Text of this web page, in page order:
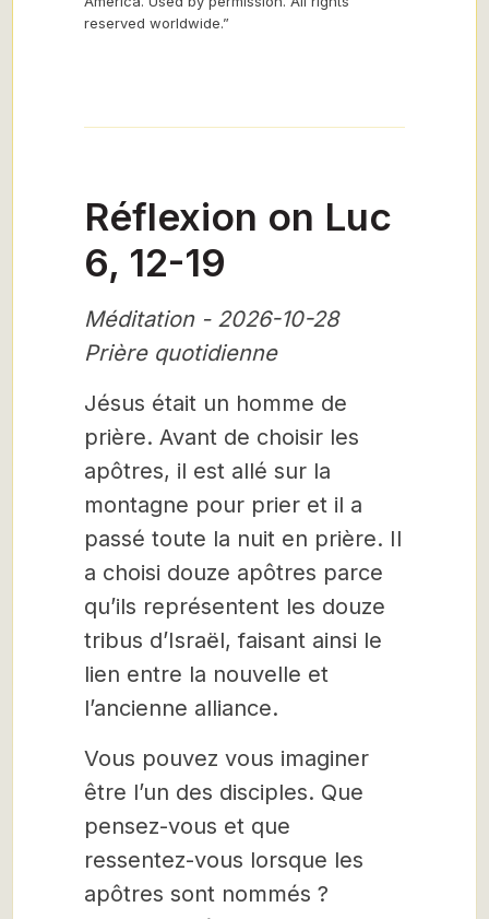
reserved worldwide.”
Réflexion on Luc
6, 12-19
Méditation - 2026-10-28
Prière quotidienne
Jésus était un homme de
prière. Avant de choisir les
apôtres, il est allé sur la
montagne pour prier et il a
passé toute la nuit en prière. Il
a choisi douze apôtres parce
qu’ils représentent les douze
tribus d’Israël, faisant ainsi le
lien entre la nouvelle et
l’ancienne alliance.
Vous pouvez vous imaginer
être l’un des disciples. Que
pensez-vous et que
ressentez-vous lorsque les
apôtres sont nommés ?